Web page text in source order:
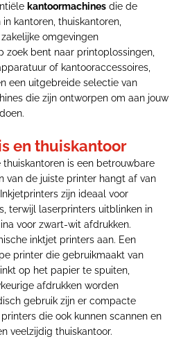
kantoormachines die de
kantoren, thuiskantoren,
omgevingen
zoek bent naar printoplossingen,
of kantooraccessoires,
een uitgebreide selectie van
die zijn ontworpen om aan jouw
en thuiskantoor
is een betrouwbare
van de juiste printer hangt af van
zijn ideaal voor
terwijl laserprinters uitblinken in
voor zwart-wit afdrukken.
inktjet printers aan. Een
printer die gebruikmaakt van
op het papier te spuiten,
afdrukken worden
gebruik zijn er compacte
die ook kunnen scannen en
veelzijdig thuiskantoor.